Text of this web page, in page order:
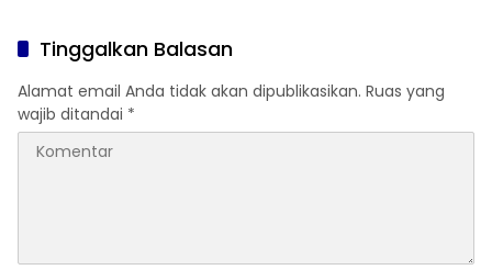
Tinggalkan Balasan
Alamat email Anda tidak akan dipublikasikan. Ruas yang
wajib ditandai *